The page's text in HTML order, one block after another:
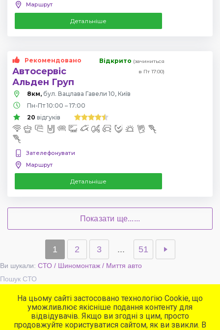
Маршрут
Детальніше
Рекомендовано
Автосервіс
Альден Груп
Відкрито (зачиниться
в Пт 17:00)
8км, бул. Вацлава Гавели 10, Київ
Пн-Пт 10:00 – 17:00
20 відгуків
Зателефонувати
Маршрут
Детальніше
Показати ще......
1 2 3 ... 51
Ви шукали: СТО / Шиномонтаж / Миття авто
Пошук СТО
Популярні сервіси
СТО
Автомийки
На цьому сайті застосовано технологію Cookie, що
уможливлює якісніше подання контенту для
відвідувачів. Якщо ви згодні з цим, просто
продовжуйте користуватися сайтом, як ви звикли. В